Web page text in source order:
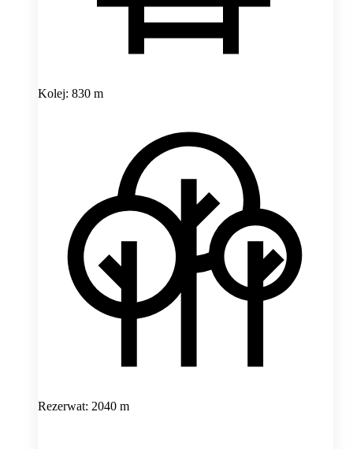
Kolej: 830 m
Rezerwat: 2040 m